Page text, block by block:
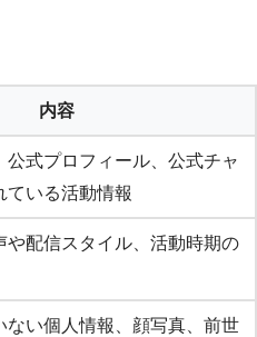
内容
公式プロフィール、公式チャ
ている活動情報
や配信スタイル、活動時期の
ない個人情報、顔写真、前世